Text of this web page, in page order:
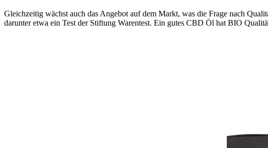
Gleichzeitig wächst auch das Angebot auf dem Markt, was die Frage nach
darunter etwa ein Test der Stiftung Warentest. Ein gutes CBD Öl hat BIO